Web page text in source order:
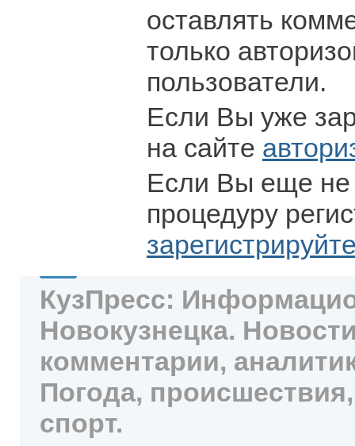
оставлять
только
пользователи.
Если Вы уже
на сайте
Если Вы еще не
процедуру
КузПресс:
Новокузнецка.
комментарии,
Погода,
спорт.